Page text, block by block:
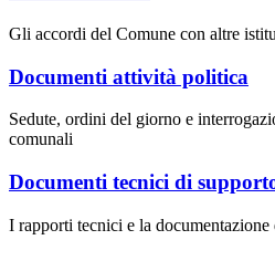
Gli accordi del Comune con altre
Documenti attività politica
Sedute, ordini del giorno e
comunali
Documenti tecnici di
I rapporti tecnici e la documentazione